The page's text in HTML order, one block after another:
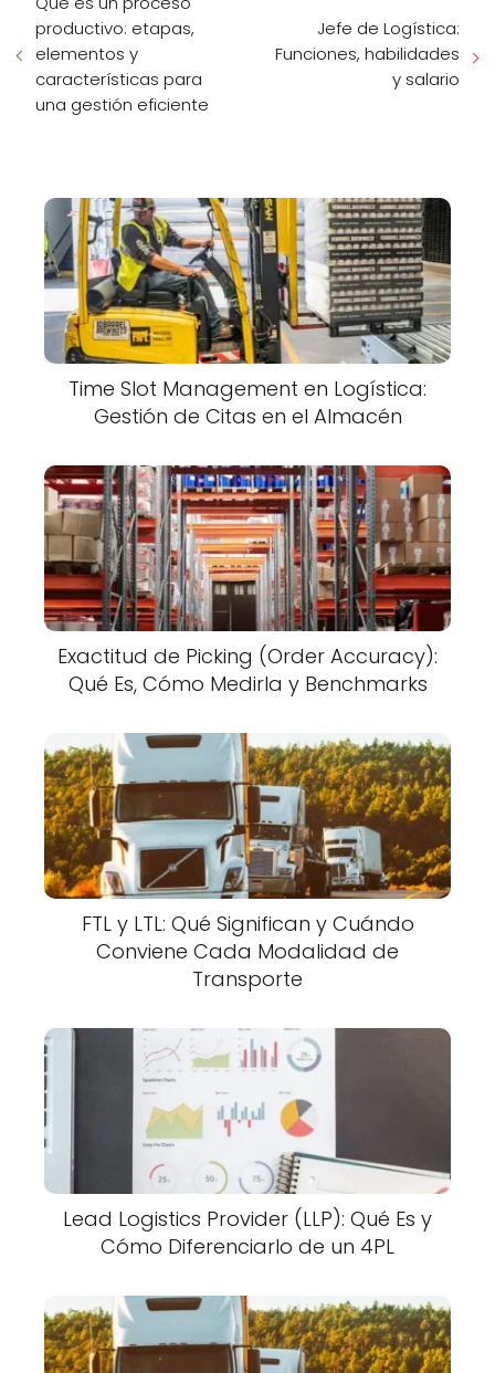
productivo: etapas,
elementos y
características para
una gestión eficiente
Jefe de Logística:
Funciones, habilidades
y salario
Time Slot Management en Logística:
Gestión de Citas en el Almacén
Exactitud de Picking (Order Accuracy):
Qué Es, Cómo Medirla y Benchmarks
FTL y LTL: Qué Significan y Cuándo
Conviene Cada Modalidad de
Transporte
Lead Logistics Provider (LLP): Qué Es y
Cómo Diferenciarlo de un 4PL